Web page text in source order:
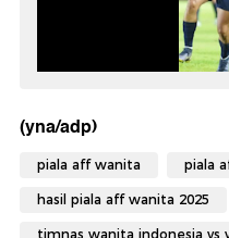
(yna/adp)
piala aff wanita piala
hasil piala aff wanita 2025
timnas wanita indonesia vs